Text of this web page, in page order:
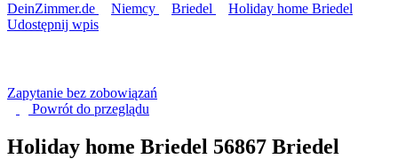
DeinZimmer.de
Niemcy Briedel
Holiday home Briedel
Udostępnij wpis
Zapytanie bez zobowiązań
Powrót do przeglądu
Holiday home Briedel 56867 Briedel